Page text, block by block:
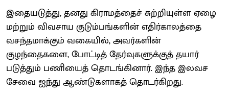
இதையடுத்து, தனது கிராமத்தைச் சுற்றியுள்ள ஏழை
மற்றும் விவசாய குடும்பங்களின் எதிர்காலத்தை
வசந்தமாக்கும் வகையில், அவர்களின்
குழந்தைகளை, போட்டித் தேர்வுகளுக்குத் தயார்
படுத்தும் பணியைத் தொடங்கினார். இந்த இலவச
சேவை ஐந்து ஆண்டுகளாகத் தொடர்கிறது.